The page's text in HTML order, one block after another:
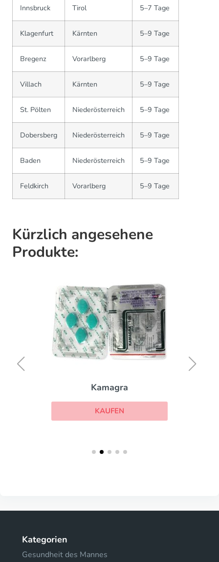
Innsbruck Tirol 5–7 Tage
Klagenfurt Kärnten 5–9 Tage
Bregenz Vorarlberg 5–9 Tage
Villach Kärnten 5–9 Tage
St. Pölten Niederösterreich 5–9 Tage
Dobersberg Niederösterreich 5–9 Tage
Baden Niederösterreich 5–9 Tage
Feldkirch Vorarlberg 5–9 Tage
Kürzlich angesehene
Produkte:
Kamagra
KAUFEN
Kategorien
Gesundheit des Mannes